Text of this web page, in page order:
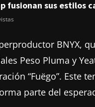
fusionan sus estilos
BNYX,
Peso Pluma y
“Fuëgo”. Este
parte del